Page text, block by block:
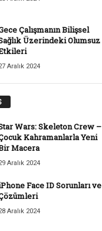
Çalışmanın Bilişsel
Üzerindeki Olumsuz
Aralık 2024
Wars: Skeleton Crew –
Kahramanlarla Yeni
Macera
Aralık 2024
Face ID Sorunları ve
Aralık 2024